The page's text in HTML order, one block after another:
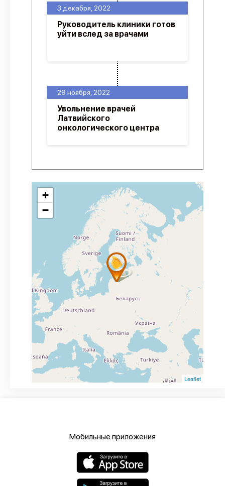
29 ноября, 2022
Увольнение врачей
Латвийского
онкологического центра
3 декабря, 2022
Руководитель клиники готов
уйти вслед за врачами
+
−
Leaflet
Мобильные приложения